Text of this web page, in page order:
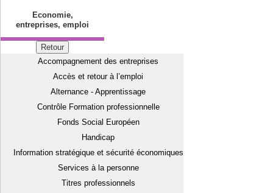
Economie,
entreprises, emploi
Retour
Accompagnement des entreprises
Accès et retour à l’emploi
Alternance - Apprentissage
Contrôle Formation professionnelle
Fonds Social Européen
Handicap
Information stratégique et sécurité économiques
Services à la personne
Titres professionnels